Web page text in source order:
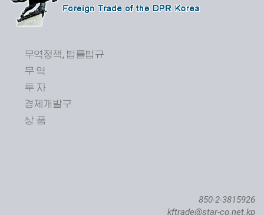
무역정책, 법률법규
무 역
투 자
경제개발구
상 품
850-2-3815926
kftrade@star-co.net.kp